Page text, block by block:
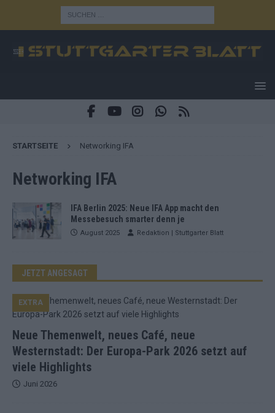
STARTSEITE Networking IFA
Networking IFA
IFA Berlin 2025: Neue IFA App macht den
Messebesuch smarter denn je
August 2025 Redaktion | Stuttgarter Blatt
JETZT ANGESAGT
Neue Themenwelt, neues Café, neue
Westernstadt: Der Europa-Park 2026 setzt auf
viele Highlights
EXTRA
Juni 2026